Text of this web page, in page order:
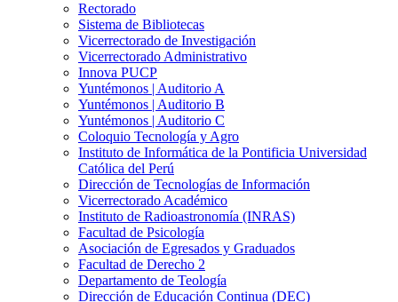
Rectorado
Sistema de Bibliotecas
Vicerrectorado de Investigación
Vicerrectorado Administrativo
Innova PUCP
Yuntémonos | Auditorio A
Yuntémonos | Auditorio B
Yuntémonos | Auditorio C
Coloquio Tecnología y Agro
Instituto de Informática de la Pontificia Universidad
Católica del Perú
Dirección de Tecnologías de Información
Vicerrectorado Académico
Instituto de Radioastronomía (INRAS)
Facultad de Psicología
Asociación de Egresados y Graduados
Facultad de Derecho 2
Departamento de Teología
Dirección de Educación Continua (DEC)